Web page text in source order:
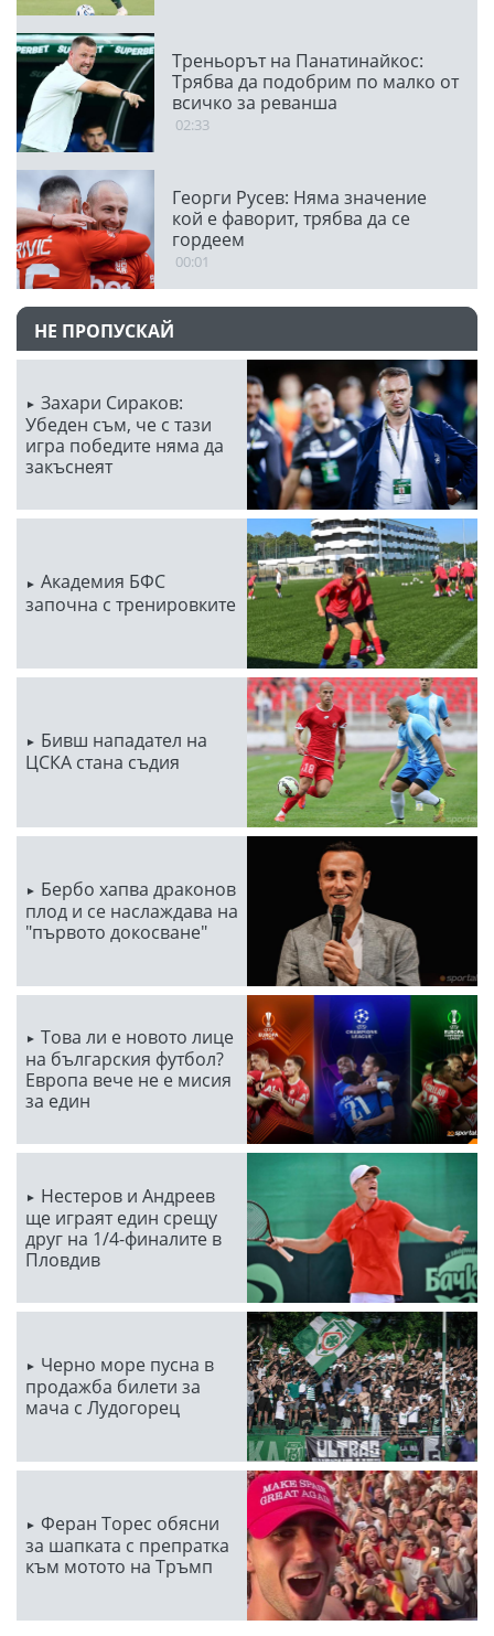
Треньорът на Панатинайкос:
Трябва да подобрим по малко от
всичко за реванша
02:33
Георги Русев: Няма значение
кой е фаворит, трябва да се
гордеем
00:01
НЕ ПРОПУСКАЙ
Захари Сираков:
Убеден съм, че с тази
игра победите няма да
закъснеят
Академия БФС
започна с тренировките
Бивш нападател на
ЦСКА стана съдия
Бербо хапва драконов
плод и се наслаждава на
"първото докосване"
Това ли е новото лице
на българския футбол?
Европа вече не е мисия
за един
Нестеров и Андреев
ще играят един срещу
друг на 1/4-финалите в
Пловдив
Черно море пусна в
продажба билети за
мача с Лудогорец
Феран Торес обясни
за шапката с препратка
към мотото на Тръмп